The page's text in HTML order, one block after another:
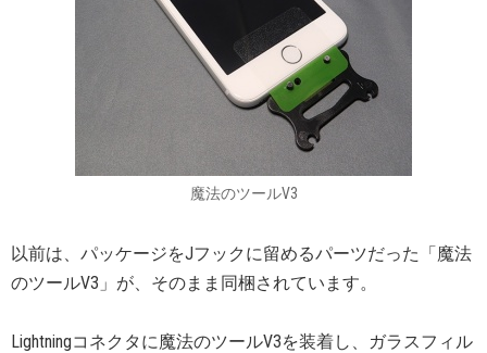
魔法のツールV3
以前は、パッケージをJフックに留めるパーツだった「魔法
のツールV3」が、そのまま同梱されています。
Lightningコネクタに魔法のツールV3を装着し、ガラスフィル